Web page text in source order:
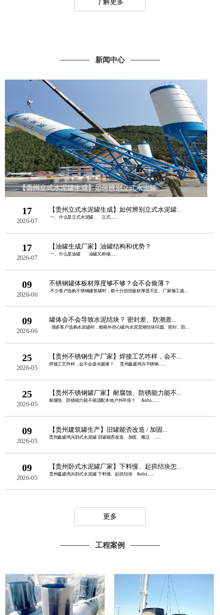
新闻中心
【贵州立式水泥罐生成】如何辨别立式水泥罐......
17
2026-07
【贵州立式水泥罐生成】如何辨别立式水泥罐...
一、什么是立式水泥罐 立式......
17
2026-07
【油罐生成厂家】油罐结构和优势？
一、什么是油罐 油罐又称储......
09
2026-06
不锈钢罐体板材厚度够不够？会不会偷薄？
不少客户选购不锈钢建筑罐时，都十分担忧板材厚度不足、厂家偷工减料。板......
09
2026-06
罐体会不会导致水泥结块？ 密封差、防潮差...
很多客户选购水泥罐时，都格外担心罐内水泥受潮结块问题。密封、防潮性......
25
2026-05
【贵州不锈钢生产厂家】焊接工艺咋样，会不...
焊接工艺咋样，会不会渗水漏液？ 贵州鑫盛鸿兴不锈钢......
25
2026-05
【贵州不锈钢罐厂家】耐腐蚀、防锈能力能不...
耐腐蚀、防锈能力能不能适配本地户外环境？ &nbs......
09
2026-05
【贵州建筑罐生产】旧罐能否改造 / 加固...
贵州鑫盛鸿兴卧式水泥罐 旧罐能否改造、加固、搬迁 ......
09
2026-05
【贵州卧式水泥罐厂家】下料慢、起拱结块怎...
贵州鑫盛鸿兴卧式水泥罐 下料慢、起拱结块 &nbs......
更多
工程案例